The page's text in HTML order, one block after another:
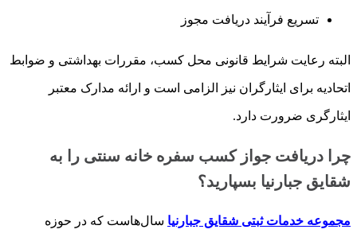
تسریع فرآیند دریافت مجوز
البته رعایت شرایط قانونی محل کسب، مقررات بهداشتی و ضوابط
اتحادیه برای ایثارگران نیز الزامی است و ارائه مدارک معتبر
ایثارگری ضرورت دارد.
چرا دریافت جواز کسب سفره خانه سنتی را به
شقایق جبارنیا بسپارید؟
مجموعه خدمات ثبتی شقایق جبارنیا سال‌هاست که در حوزه